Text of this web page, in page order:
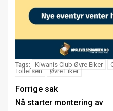
Tags: Kiwanis Club Øvre Eiker
Tollefsen
Øvre Eiker
Forrige sak
Nå starter montering av